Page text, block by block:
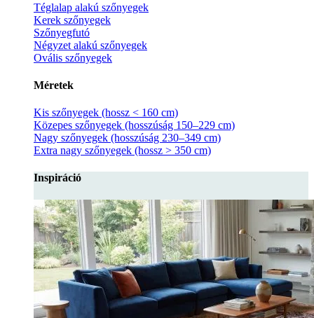
Téglalap alakú szőnyegek
Kerek szőnyegek
Szőnyegfutó
Négyzet alakú szőnyegek
Ovális szőnyegek
Méretek
Kis szőnyegek (hossz < 160 cm)
Közepes szőnyegek (hosszúság 150–229 cm)
Nagy szőnyegek (hosszúság 230–349 cm)
Extra nagy szőnyegek (hossz > 350 cm)
Inspiráció